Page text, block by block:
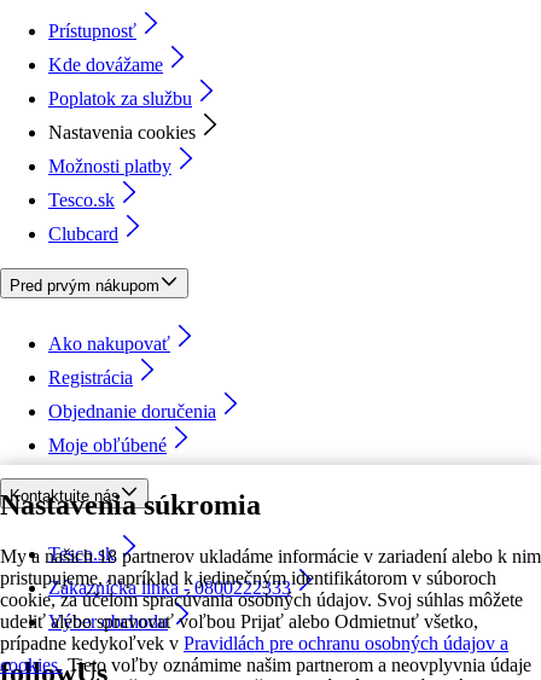
Nastavenia súkromia
My a našich 18 partnerov ukladáme informácie v zariadení alebo k nim
pristupujeme, napríklad k jedinečným identifikátorom v súboroch
cookie, za účelom spracúvania osobných údajov. Svoj súhlas môžete
udeliť alebo spravovať voľbou Prijať alebo Odmietnuť všetko,
prípadne kedykoľvek v Pravidlách pre ochranu osobných údajov a
cookies. Tieto voľby oznámime našim partnerom a neovplyvnia údaje
Prístupnosť
Kde dovážame
Poplatok za službu
Nastavenia cookies
Možnosti platby
Tesco.sk
Clubcard
Pred prvým nákupom
Ako nakupovať
Registrácia
Objednanie doručenia
Moje obľúbené
Kontaktujte nás
Tesco.sk
Zákaznícka linka - 0800222333
Výber obchodu
followUs